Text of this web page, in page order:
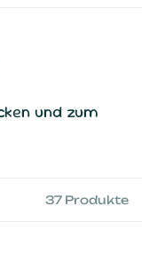
und zum
37 Produkte